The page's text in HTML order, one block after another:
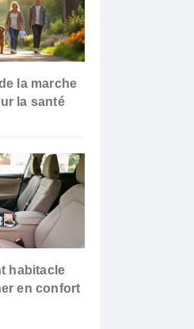
la marche
la santé
habitacle
en confort